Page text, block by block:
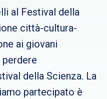
al Festival della
città-cultura-
ai giovani
della Scienza. La
partecipato è